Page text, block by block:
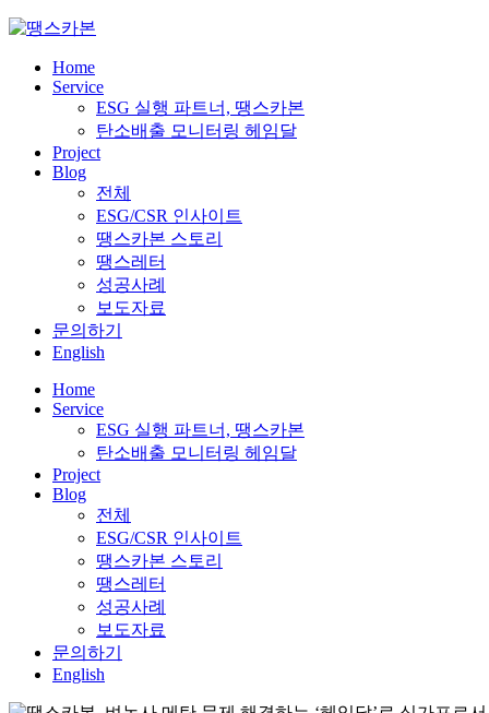
Skip
contentHome
Service
ESG 실행 파트너, 땡스카본
탄소배출 모니터링 헤임달
Project
Blog
전체
ESG/CSR 인사이트
땡스카본 스토리
땡스레터
성공사례
보도자료
문의하기
English
Home
Service
ESG 실행 파트너, 땡스카본
탄소배출 모니터링 헤임달
Project
Blog
전체
ESG/CSR 인사이트
땡스카본 스토리
땡스레터
성공사례
보도자료
문의하기
English